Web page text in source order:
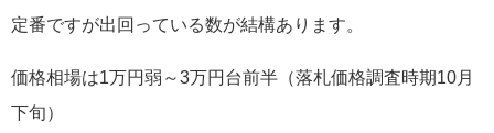
定番ですが出回っている数が結構あります。
価格相場は1万円弱～3万円台前半（落札価格調査時期10月
下旬）